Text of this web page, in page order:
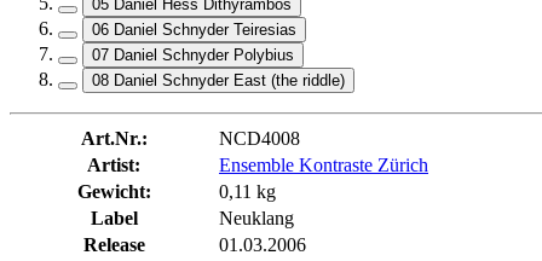
05 Daniel Hess Dithyrambos
06 Daniel Schnyder Teiresias
07 Daniel Schnyder Polybius
08 Daniel Schnyder East (the riddle)
Art.Nr.:
NCD4008
Artist:
Ensemble Kontraste Zürich
Gewicht:
0,11 kg
Label
Neuklang
Release
01.03.2006